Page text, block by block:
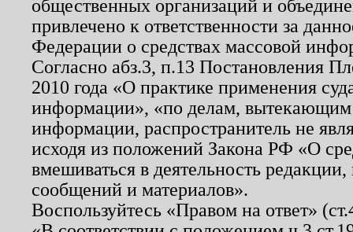
общественных организаций и
привлечено к ответственности за
Федерации о средствах массовой
Согласно абз.3, п.13 Постановления
2010 года «О практике применения
информации», «по делам, вытекающим
информации, распространитель не
исходя из положений Закона РФ «О
вмешиваться в деятельность
сообщений и материалов».
Воспользуйтесь «Правом на ответ»